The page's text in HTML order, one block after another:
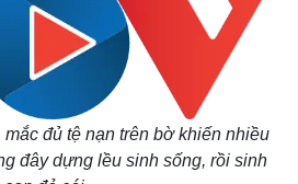
đủ tệ nạn trên bờ khiến nhiều
đây dựng lều sinh sống, rồi sinh